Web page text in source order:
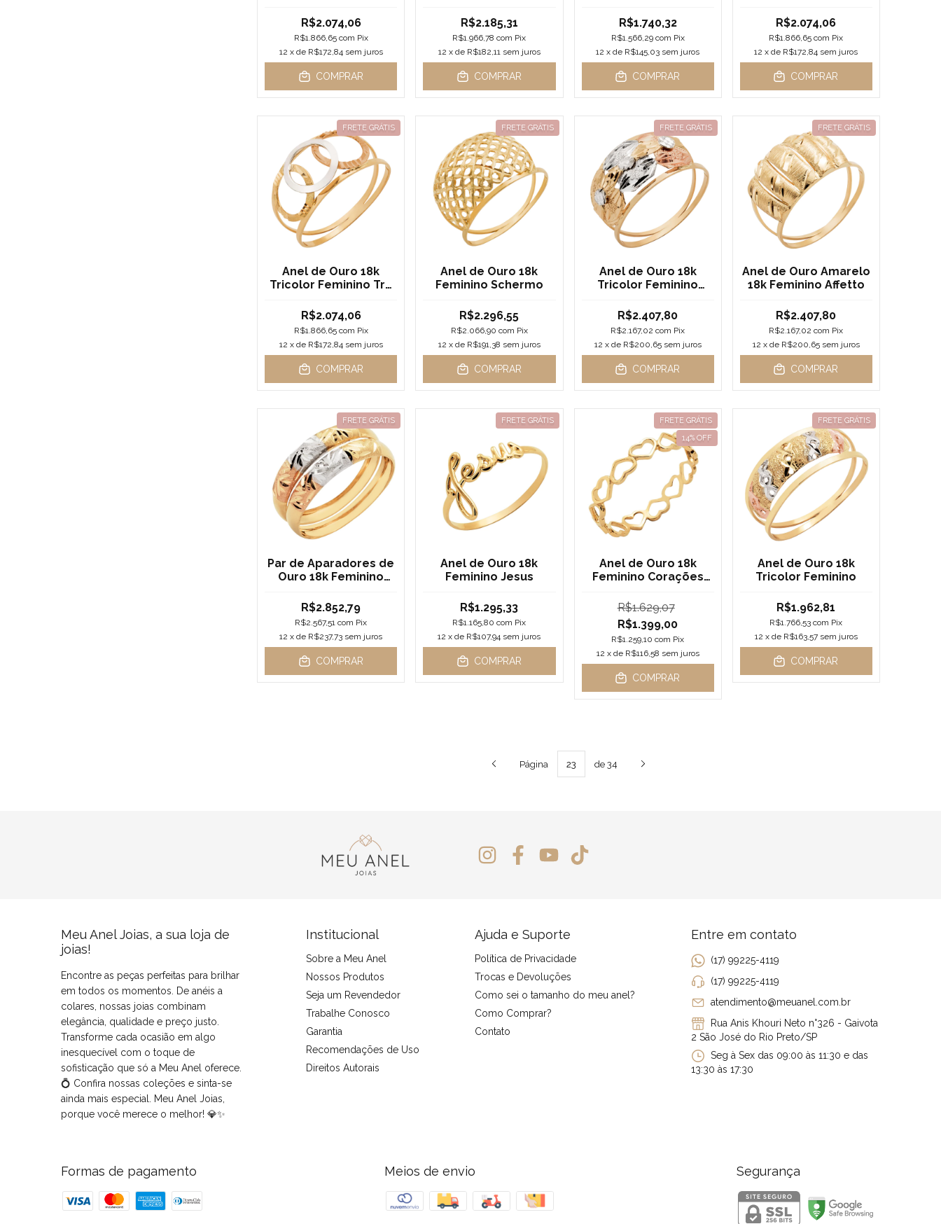
R$2.074,06
R$1.866,65 com Pix
12 x de R$172,84 sem juros
COMPRAR
R$2.185,31
R$1.966,78com Pix
12 x de R$182,11 sem juros
COMPRAR
R$1.740,32
R$1.566,29 com Pix
12 x de R$145,03 sem juros
COMPRAR
R$2.074,06
R$1.866,65com Pix
12 x de R$172,84 sem juros
COMPRAR
FRETE GRÁTIS
Anel de Ouro 18k
Tricolor Feminino Tre
R$2.074,06
R$1.866,65 com Pix
12 x de R$172,84 sem juros
COMPRAR
FRETE GRÁTIS
Anel de Ouro 18k
Feminino Schermo
R$2.296,55
R$2.066,90 com Pix
12 x de R$191,38 sem juros
COMPRAR
FRETE GRÁTIS
Anel de Ouro 18k
Tricolor Feminino
R$2.407,80
R$2.167,02com Pix
12 x de R$200,65 sem juros
COMPRAR
FRETE GRÁTIS
Anel de Ouro Amarelo
18k Feminino Affetto
R$2.407,80
R$2.167,02com Pix
12 x de R$200,65 sem juros
COMPRAR
FRETE GRÁTIS
Par de Aparadores de
Ouro 18k Feminino
R$2.852,79
R$2.567,51com Pix
12 x de R$237,73 sem juros
COMPRAR
FRETE GRÁTIS
Anel de Ouro 18k
Feminino Jesus
R$1.295,33
R$1.165,80com Pix
12 x de R$107,94 sem juros
COMPRAR
FRETE GRÁTIS
14% OFF
Anel de Ouro 18k
Feminino Corações
R$1.629,07
R$1.399,00
R$1.259,10com Pix
12 x de R$116,58 sem juros
COMPRAR
FRETE GRÁTIS
Anel de Ouro 18k
Tricolor Feminino
R$1.962,81
R$1.766,53com Pix
12 x de R$163,57 sem juros
COMPRAR
Página de 34
Meu Anel Joias, a sua loja de
joias!
Encontre as peças perfeitas para brilhar
em todos os momentos. De anéis a
colares, nossas joias combinam
elegância, qualidade e preço justo.
Transforme cada ocasião em algo
inesquecível com o toque de
sofisticação que só a Meu Anel oferece.
💍 Confira nossas coleções e sinta-se
ainda mais especial. Meu Anel Joias,
porque você merece o melhor! 💎✨
Institucional
Sobre a Meu Anel
Nossos Produtos
Seja um Revendedor
Trabalhe Conosco
Garantia
Recomendações de Uso
Direitos Autorais
Ajuda e Suporte
Política de Privacidade
Trocas e Devoluções
Como sei o tamanho do meu anel?
Como Comprar?
Contato
Entre em contato
(17) 99225-4119
(17) 99225-4119
atendimento@meuanel.com.br
Rua Anis Khouri Neto n°326 - Gaivota
2 São José do Rio Preto/SP
Seg à Sex das 09:00 às 11:30 e das
13:30 às 17:30
Formas de pagamento Meios de envio Segurança